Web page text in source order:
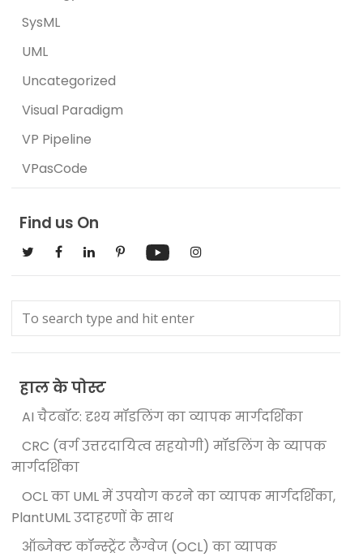
SysML
UML
Uncategorized
Visual Paradigm
VP Pipeline
VPasCode
Find us On
हाल के पोस्ट
AI चैटबॉट: दृश्य मॉडलिंग का व्यापक मार्गदर्शिका
CRC (वर्ग उत्तरदायित्व सहयोगी) मॉडलिंग के व्यापक
मार्गदर्शिका
OCL का UML में उपयोग करने का व्यापक मार्गदर्शिका,
PlantUML उदाहरणों के साथ
ऑब्जेक्ट कॉन्स्ट्रेंट लैंग्वेज (OCL) का व्यापक